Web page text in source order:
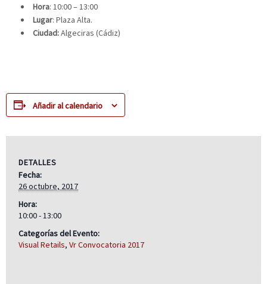
Hora: 10:00 – 13:00
Lugar: Plaza Alta.
Ciudad:Algeciras (Cádiz)
Añadir al calendario
DETALLES
Fecha:
26 octubre, 2017
Hora:
10:00 - 13:00
Categorías del Evento:
Visual Retails,Vr Convocatoria 2017